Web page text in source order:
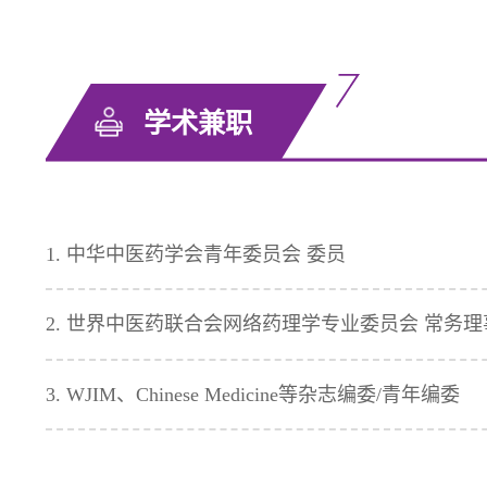
学术兼职
1. 中华中医药学会青年委员会 委员
2. 世界中医药联合会网络药理学专业委员会 常务理
3. WJIM、Chinese Medicine等杂志编委/青年编委